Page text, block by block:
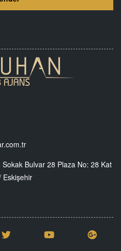
Bulvar 28 Plaza No: 28 Kat
Eskişehir